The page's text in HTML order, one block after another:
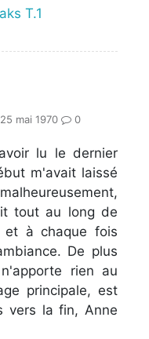
T.1
mai 1970
0
lu le dernier
m'avait laissé
tout au long de
et à chaque fois
De plus
rien au
principale, est
vers la fin, Anne